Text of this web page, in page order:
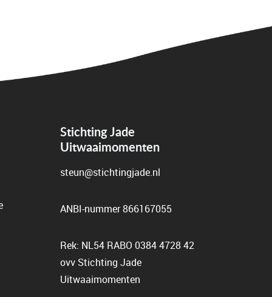
Stichting Jade
Uitwaaimomenten
steun@stichtingjade.nl
ANBI-nummer 866167055
Rek: NL54 RABO 0384 4728 42
ovv Stichting Jade
Uitwaaimomenten